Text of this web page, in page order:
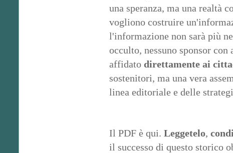
una speranza, ma una realtà
vogliono costruire
l'informazione non sarà più
occulto, nessuno sponsor con
affidato direttamente ai
sostenitori, ma una vera
linea editoriale e delle
Il PDF è qui. Leggetelo,
il successo di questo storico